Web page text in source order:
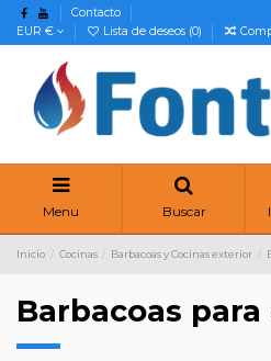
Contacto
EUR €
Lista de deseos (0)
Menu Buscar
Inicio Cocinas Barbacoas y Cocinas exterior
Barbacoas